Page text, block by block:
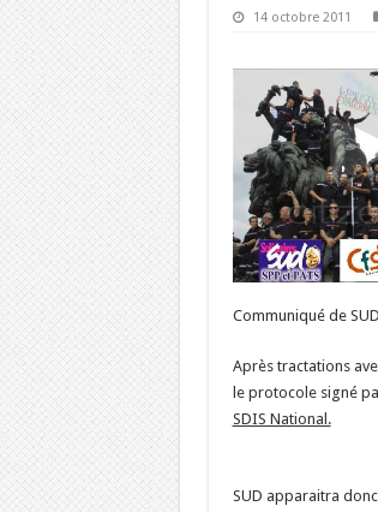
14 octobre 2011
Communiqué de
Après tractations
le protocole signé
SDIS National.
SUD apparaitra